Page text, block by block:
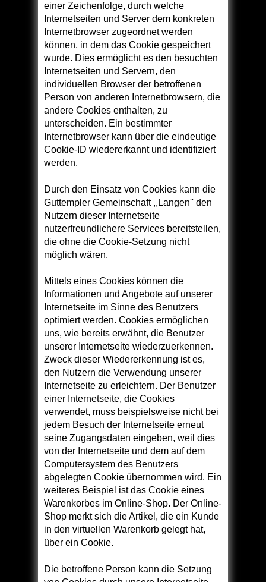
einer Zeichenfolge, durch welche
Internetseiten und Server dem konkreten
Internetbrowser zugeordnet werden
können, in dem das Cookie gespeichert
wurde. Dies ermöglicht es den besuchten
Internetseiten und Servern, den
individuellen Browser der betroffenen
Person von anderen Internetbrowsern, die
andere Cookies enthalten, zu
unterscheiden. Ein bestimmter
Internetbrowser kann über die eindeutige
Cookie-ID wiedererkannt und identifiziert
werden.
Durch den Einsatz von Cookies kann die
Guttempler Gemeinschaft ,,Langen'' den
Nutzern dieser Internetseite
nutzerfreundlichere Services bereitstellen,
die ohne die Cookie-Setzung nicht
möglich wären.
Mittels eines Cookies können die
Informationen und Angebote auf unserer
Internetseite im Sinne des Benutzers
optimiert werden. Cookies ermöglichen
uns, wie bereits erwähnt, die Benutzer
unserer Internetseite wiederzuerkennen.
Zweck dieser Wiedererkennung ist es,
den Nutzern die Verwendung unserer
Internetseite zu erleichtern. Der Benutzer
einer Internetseite, die Cookies
verwendet, muss beispielsweise nicht bei
jedem Besuch der Internetseite erneut
seine Zugangsdaten eingeben, weil dies
von der Internetseite und dem auf dem
Computersystem des Benutzers
abgelegten Cookie übernommen wird. Ein
weiteres Beispiel ist das Cookie eines
Warenkorbes im Online-Shop. Der Online-
Shop merkt sich die Artikel, die ein Kunde
in den virtuellen Warenkorb gelegt hat,
über ein Cookie.
Die betroffene Person kann die Setzung